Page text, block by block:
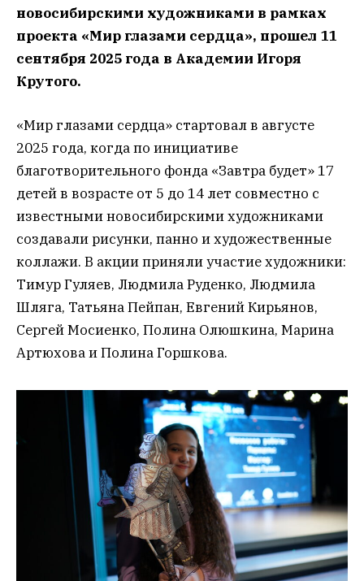
новосибирскими художниками в рамках
проекта «Мир глазами сердца», прошел 11
сентября 2025 года в Академии Игоря
Крутого.
«Мир глазами сердца» стартовал в августе
2025 года, когда по инициативе
благотворительного фонда «Завтра будет» 17
детей в возрасте от 5 до 14 лет совместно с
известными новосибирскими художниками
создавали рисунки, панно и художественные
коллажи. В акции приняли участие художники:
Тимур Гуляев, Людмила Руденко, Людмила
Шляга, Татьяна Пейпан, Евгений Кирьянов,
Сергей Мосиенко, Полина Олюшкина, Марина
Артюхова и Полина Горшкова.